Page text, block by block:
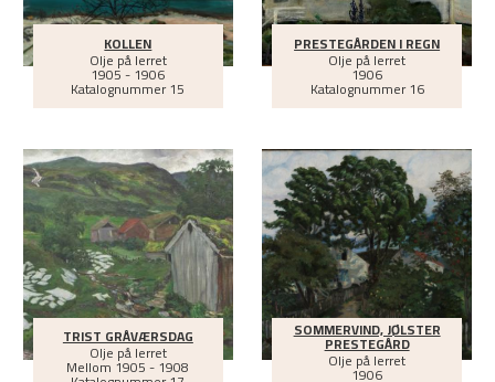
KOLLEN
Olje på lerret
1905 - 1906
Katalognummer 15
PRESTEGÅRDEN I REGN
Olje på lerret
1906
Katalognummer 16
TRIST GRÅVÆRSDAG
Olje på lerret
Mellom 1905 - 1908
SOMMERVIND, JØLSTER
PRESTEGÅRD
Olje på lerret
1906